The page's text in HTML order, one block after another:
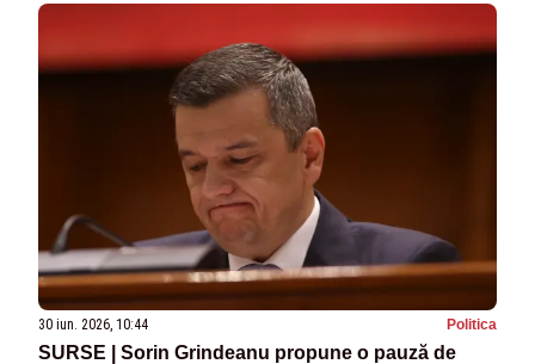
30 iun. 2026, 10:44 Politica
SURSE | Sorin Grindeanu propune o pauză de